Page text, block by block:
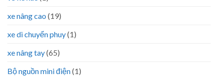
xe nâng cao (19)
xe di chuyển phuy(1)
xe nâng tay(65)
Bộ nguồn mini điện(1)